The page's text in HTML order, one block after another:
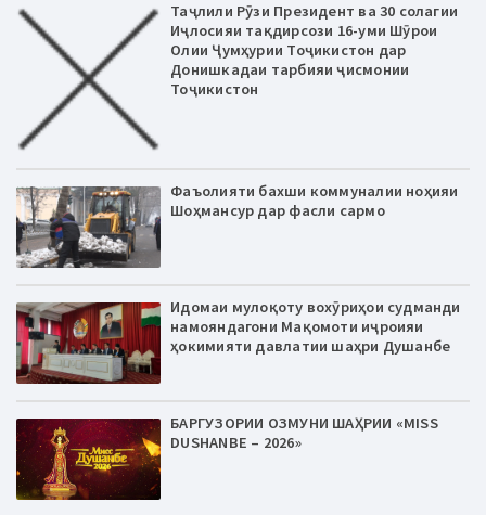
Таҷлили Рӯзи Президент ва 30 солагии
Иҷлосияи тақдирсози 16-уми Шӯрои
Олии Ҷумҳурии Тоҷикистон дар
Донишкадаи тарбияи ҷисмонии
Тоҷикистон
Фаъолияти бахши коммуналии ноҳияи
Шоҳмансур дар фасли сармо
Идомаи мулоқоту вохӯриҳои судманди
намояндагони Мақомоти иҷроияи
ҳокимияти давлатии шаҳри Душанбе
БАРГУЗОРИИ ОЗМУНИ ШАҲРИИ «MISS
DUSHANBE – 2026»